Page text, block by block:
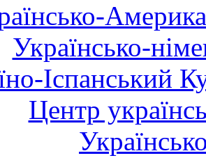
Українсько-
Іспанський
Центр